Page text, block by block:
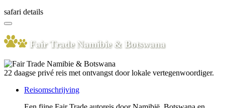
safari details
Fair Trade Namibie & Botswana
22 daagse privé reis met ontvangst door lokale vertegenwoordiger.
Reisomschrijving